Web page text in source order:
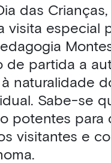
das
visita especial
partida a
naturalidade
Sabe-se
potentes para
visitantes e